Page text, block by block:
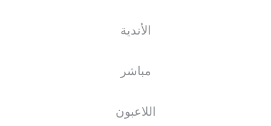
الأندية
مباشر
اللاعبون
انطلاق المباراة.